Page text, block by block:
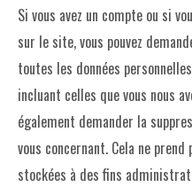
Si vous avez un compte ou si
sur le site, vous pouvez
toutes les données
incluant celles que vous nous
également demander la
vous concernant. Cela ne
stockées à des fins